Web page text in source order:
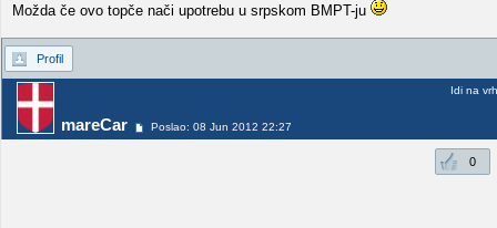
Možda če ovo topče nači upotrebu u srpskom BMPT-ju
Profil
mareCar Poslao: 08 Jun 2012 22:27
Idi na vrh
0